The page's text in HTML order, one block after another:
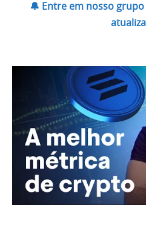
🔔 Entre em nosso